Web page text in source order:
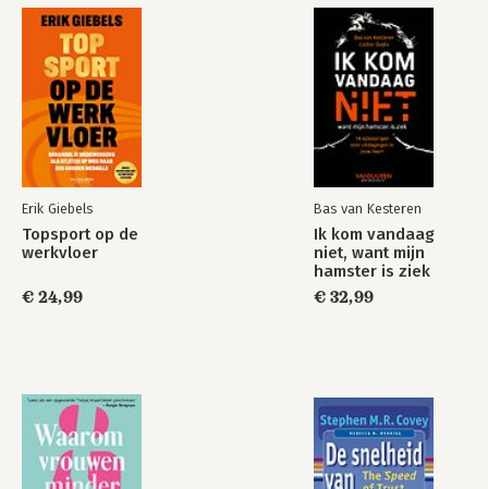
5.1 Is beter management mogelijk?
5.2 Weet je leidinggevende wat hij wil?
5.3 Signaleer tegenstrijdigheden
5.4 Management, leiderschap en ondernemerschap
5.5 Hypes, trends en veranderingen
5.6 Er is altijd management nodig
Epiloog
Over de auteur
Registreer uw boek
Erik Giebels
Topsport op de
werkvloer
€ 24,99
Bas van Kesteren
Ik kom vandaag
niet, want mijn
hamster is ziek
€ 32,99